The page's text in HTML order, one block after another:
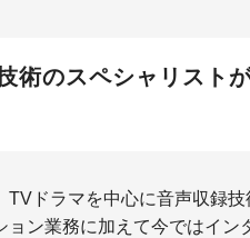
術のスペシャリス
TVドラマを中心に音声収録
ョン業務に加えて今ではイ